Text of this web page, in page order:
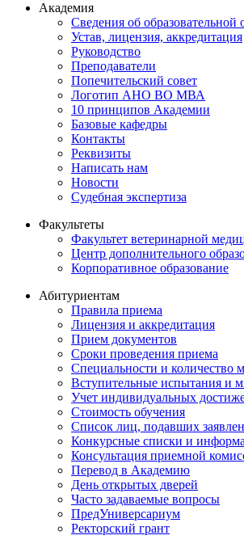
Академия
Сведения об образовательной
Устав, лицензия, аккредитация
Руководство
Преподаватели
Попечительский совет
Логотип АНО ВО МВА
10 принципов Академии
Базовые кафедры
Контакты
Реквизиты
Написать нам
Новости
Судебная экспертиза
Факультеты
Факультет ветеринарной
Центр дополнительного
Корпоративное образование
Абитуриентам
Правила приема
Лицензия и аккредитация
Прием документов
Сроки проведения приема
Специальности и количество
Вступительные испытания и
Учет индивидуальных
Стоимость обучения
Список лиц, подавших
Конкурсные списки и
Консультация приемной
Перевод в Академию
День открытых дверей
Часто задаваемые вопросы
ПредУниверсариум
Ректорский грант